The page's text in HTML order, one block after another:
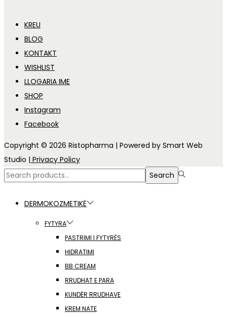
KREU
BLOG
KONTAKT
WISHLIST
LLOGARIA IME
SHOP
Instagram
Facebook
Copyright © 2026 Ristopharma | Powered by Smart Web
Studio | Privacy Policy
Search
Search
DERMOKOZMETIKË
FYTYRA
PASTRIMI I FYTYRËS
HIDRATIMI
BB CREAM
RRUDHAT E PARA
KUNDËR RRUDHAVE
KREM NATE